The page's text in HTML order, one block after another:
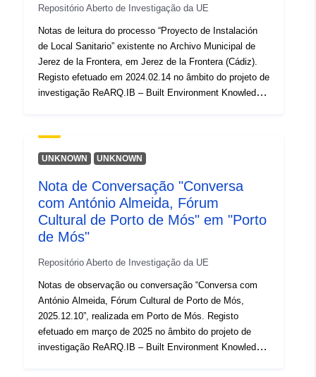
Direitos de
acesso:
public
É versão de: https://doi.org/10.5281/
Tipo:
Recurso:
Repositório Aberto de Investigação da UE
Notas de leitura do processo “Proyecto de Instalación
de Local Sanitario” existente no Archivo Municipal de
Jerez de la Frontera, em Jerez de la Frontera (Cádiz).
Registo efetuado em 2024.02.14 no âmbito do projeto de
investigação ReARQ.IB – Built Environment Knowledge
Iberian Peninsula (1939-1985) (ERC GA949686) e
publicado online em
30085/proyecto-de-instalacion-de-local-sanitario-1953-
54. Dados exportados da plataforma Arquitectura Aqui
(https://arquitecturaaqui.eu), repositório do referido
projeto, em novembro de 2025.
UNKNOWN UNKNOWN
Nota de Conversação "Conversa
com António Almeida, Fórum
Cultural de Porto de Mós" em "Porto
de Mós"
Repositório Aberto de Investigação da UE
Notas de observação ou conversação “Conversa com
António Almeida, Fórum Cultural de Porto de Mós,
2025.12.10”, realizada em Porto de Mós. Registo
efetuado em março de 2025 no âmbito do projeto de
investigação ReARQ.IB – Built Environment Knowledge